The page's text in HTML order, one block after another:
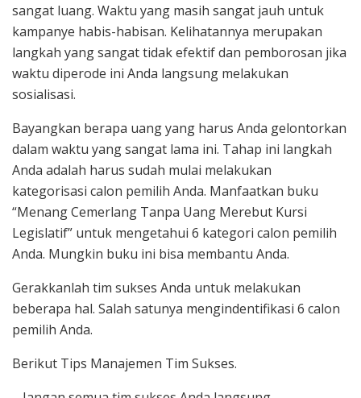
sangat luang. Waktu yang masih sangat jauh untuk
kampanye habis-habisan. Kelihatannya merupakan
langkah yang sangat tidak efektif dan pemborosan jika
waktu diperode ini Anda langsung melakukan
sosialisasi.
Bayangkan berapa uang yang harus Anda gelontorkan
dalam waktu yang sangat lama ini. Tahap ini langkah
Anda adalah harus sudah mulai melakukan
kategorisasi calon pemilih Anda. Manfaatkan buku
“Menang Cemerlang Tanpa Uang Merebut Kursi
Legislatif” untuk mengetahui 6 kategori calon pemilih
Anda. Mungkin buku ini bisa membantu Anda.
Gerakkanlah tim sukses Anda untuk melakukan
beberapa hal. Salah satunya mengindentifikasi 6 calon
pemilih Anda.
Berikut Tips Manajemen Tim Sukses.